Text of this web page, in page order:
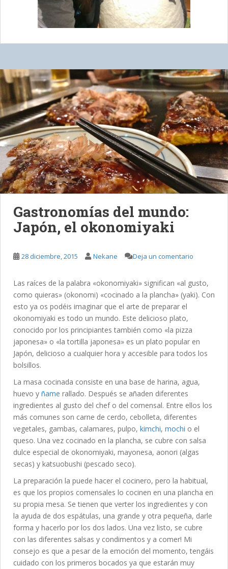
Gastronomías del mundo:
Japón, el okonomiyaki
28 diciembre, 2015 Nekane Deja un comentario
Las raíces de la palabra «okonomiyaki» significan «al gusto,
como quieras» (okonomi) «cocinado a la plancha» (yaki). Con
esto ya os podéis imaginar que el arte de preparar el
okonomiyaki es todo un mundo. Este delicioso plato,
conocido por los principiantes también como «la pizza
japonesa» o «la tortilla japonesa» es un plato popular en
Japón, delicioso a cualquier hora y accesible para todos los
bolsillos.
La masa cocinada consiste en una base de harina, agua,
huevo y ñame rallado. Después se añaden diferentes
ingredientes al gusto del chef o del comensal. Entre ellos los
más comunes son carne de cerdo, cebolleta, diferentes
vegetales, gambas, calamares, pulpo, kimchi, mochi o el
queso. Una vez cocinado en la plancha, se cubre con salsa
dulce especial de okonomiyaki, mayonesa, aonori (algas
secas) y katsuobushi (pescado seco).
La preparación la puede hacer el cocinero, pero la habitual,
es que los propios comensales lo cocinen en una plancha en
su propia mesa. Se tienen que verter los ingredientes y con
la ayuda de dos espátulas, una grande y otra pequeña, darle
forma y hacerlo por los dos lados. Una vez listo, se cubre
con las diferentes salsas y condimentos y a comer! Mi
consejo es que a pesar de la emoción del momento, tengáis
cuidado con los primeros bocados ya que estarán muy